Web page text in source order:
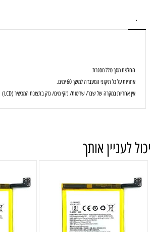
.
החלפת מסך כולל מסגרת
אחריות על כל תיקוני המעבדה למשך 60 ימים.
אין אחריות במקרה של שבר/ שריטות/ נזקי מים/ נזק בתצוגת המכשיר (LCD)
יכול לעניין אותך